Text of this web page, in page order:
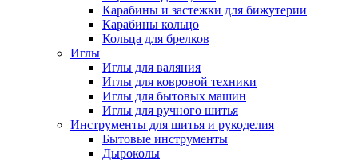
Карабины и застежки для бижутерии
Карабины кольцо
Кольца для брелков
Иглы
Иглы для валяния
Иглы для ковровой техники
Иглы для бытовых машин
Иглы для ручного шитья
Инструменты для шитья и рукоделия
Бытовые инструменты
Дыроколы